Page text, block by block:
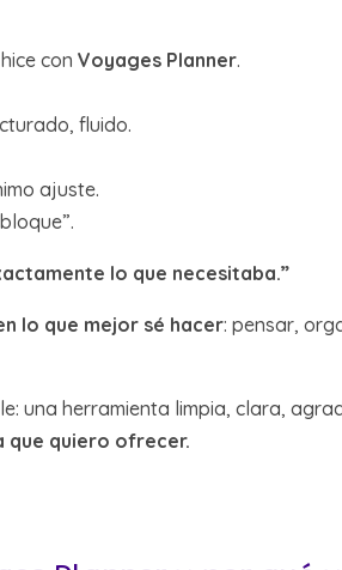
con Voyages Planner.
fluido.
ajuste.
lo que necesitaba.”
lo que mejor sé hacer: pensar,
una herramienta limpia, clara,
que quiero ofrecer.